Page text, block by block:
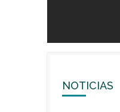
NOTICIAS